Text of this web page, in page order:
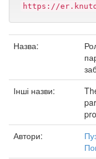
https://
Назва:
Інші назви:
Автори: